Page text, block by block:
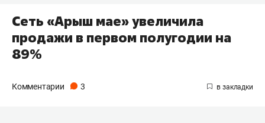
Сеть «Арыш мае» увеличила
продажи в первом полугодии на
89%
Комментарии 3